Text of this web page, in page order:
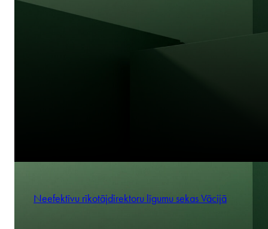
Neefektīvu rīkotājdirektoru līgumu sekas Vācijā